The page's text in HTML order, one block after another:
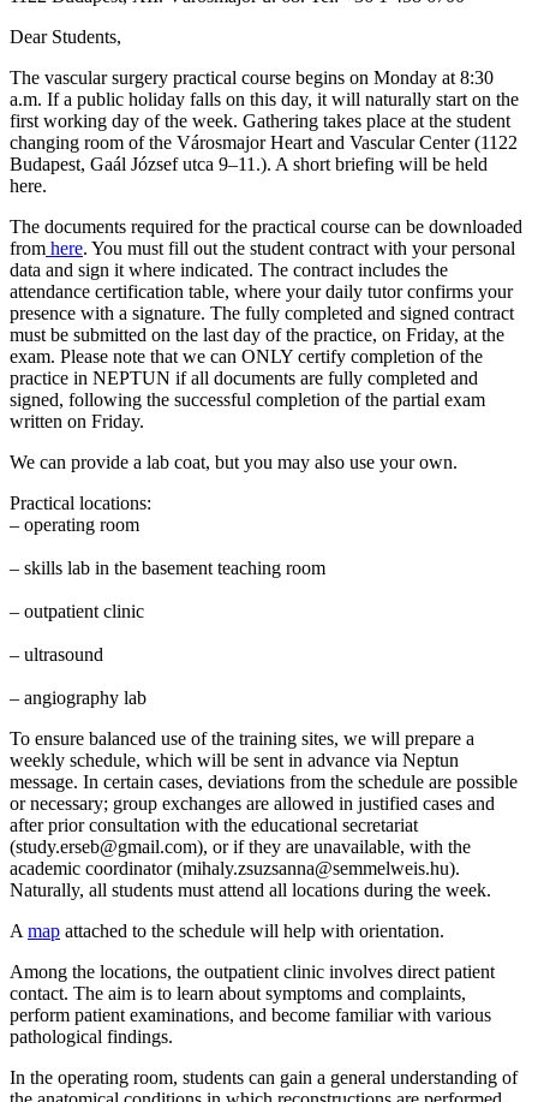
Dear Students,
The vascular surgery practical course begins on Monday at 8:30
a.m. If a public holiday falls on this day, it will naturally start on the
first working day of the week. Gathering takes place at the student
changing room of the Városmajor Heart and Vascular Center (1122
Budapest, Gaál József utca 9–11.). A short briefing will be held
here.
The documents required for the practical course can be downloaded
from here. You must fill out the student contract with your personal
data and sign it where indicated. The contract includes the
attendance certification table, where your daily tutor confirms your
presence with a signature. The fully completed and signed contract
must be submitted on the last day of the practice, on Friday, at the
exam. Please note that we can ONLY certify completion of the
practice in NEPTUN if all documents are fully completed and
signed, following the successful completion of the partial exam
written on Friday.
We can provide a lab coat, but you may also use your own.
Practical locations:
– operating room
– skills lab in the basement teaching room
– outpatient clinic
– ultrasound
– angiography lab
To ensure balanced use of the training sites, we will prepare a
weekly schedule, which will be sent in advance via Neptun
message. In certain cases, deviations from the schedule are possible
or necessary; group exchanges are allowed in justified cases and
after prior consultation with the educational secretariat
(study.erseb@gmail.com), or if they are unavailable, with the
academic coordinator (mihaly.zsuzsanna@semmelweis.hu).
Naturally, all students must attend all locations during the week.
A map attached to the schedule will help with orientation.
Among the locations, the outpatient clinic involves direct patient
contact. The aim is to learn about symptoms and complaints,
perform patient examinations, and become familiar with various
pathological findings.
In the operating room, students can gain a general understanding of